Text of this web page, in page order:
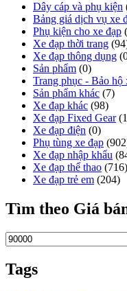
Dây cáp và phụ kiện
Bảng giá dịch vụ xe
Phụ kiện cho xe đạp
Xe đạp thời trang
Xe đạp thông dụng
Sản phẩm (0)
Trang phục - Bảo hộ
Sản phẩm khác (7)
Xe đạp khác (98)
Xe đạp Fixed Gear
Xe đạp điện (0)
Phụ tùng xe đạp
Xe đạp nhập khẩu
Xe đạp thể thao (716)
Xe đạp trẻ em (204)
Tìm theo Giá
Giá
thấp
nhất
Tags